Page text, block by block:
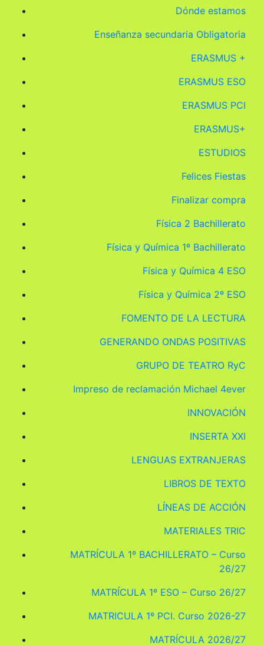
Dónde estamos
Enseñanza secundaria Obligatoria
ERASMUS +
ERASMUS ESO
ERASMUS PCI
ERASMUS+
ESTUDIOS
Felices Fiestas
Finalizar compra
Física 2 Bachillerato
Física y Química 1º Bachillerato
Física y Química 4 ESO
Física y Química 2º ESO
FOMENTO DE LA LECTURA
GENERANDO ONDAS POSITIVAS
GRUPO DE TEATRO RyC
Impreso de reclamación Michael 4ever
INNOVACIÓN
INSERTA XXI
LENGUAS EXTRANJERAS
LIBROS DE TEXTO
LÍNEAS DE ACCIÓN
MATERIALES TRIC
MATRÍCULA 1º BACHILLERATO – Curso
26/27
MATRÍCULA 1º ESO – Curso 26/27
MATRICULA 1º PCI. Curso 2026-27
MATRÍCULA 2026/27